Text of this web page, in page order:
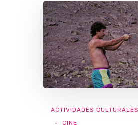
ACTIVIDADES CULTURALES
CINE